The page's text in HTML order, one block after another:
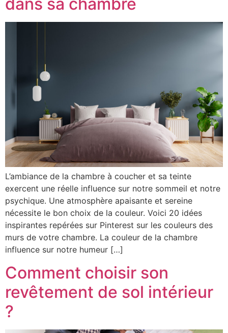
L’ambiance de la chambre à coucher et sa teinte
exercent une réelle influence sur notre sommeil et notre
psychique. Une atmosphère apaisante et sereine
nécessite le bon choix de la couleur. Voici 20 idées
inspirantes repérées sur Pinterest sur les couleurs des
murs de votre chambre. La couleur de la chambre
influence sur notre humeur […]
Comment choisir son
revêtement de sol intérieur
?